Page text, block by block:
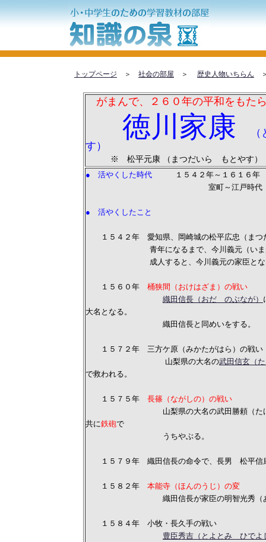
トップページ ＞ 社会の部屋 ＞ 歴史人物いちらん
がまんで、２６０年の平和をもた
徳川家康
す）
※ 松平元康 （まつだいら もとやす
● 活やくした時代 １５４２年～１６１６年
室町～江戸時代
● 活やくしたこと
１５４２年 愛知県、岡崎城の松平広忠（まつ
青年になるまで、今川義元（いまがわ
成人すると、今川義元の家臣とな
１５６０年 桶狭間（おけはざま）の戦い
織田信長（おだ のぶなが）
大名となる。
織田信長と同めいをする。
１５７２年 三方ケ原（みかたがはら）の戦い
山梨県の大名の武田信玄（
で救われる。
１５７５年 長篠（ながしの）の戦い
山梨県の大名の武田勝頼（たけだ か
共に鉄砲で
うちやぶる。
１５７９年 織田信長の命令で、長男 松平信
１５８２年 本能寺（ほんのうじ）の変
織田信長が家臣の明智光秀（あけち
１５８４年 小牧・長久手の戦い
豊臣秀吉（とよとみ ひでよ